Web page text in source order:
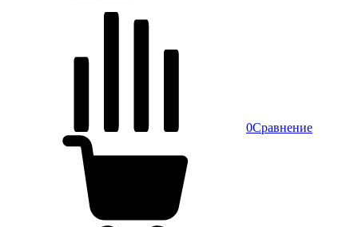
0Сравнение